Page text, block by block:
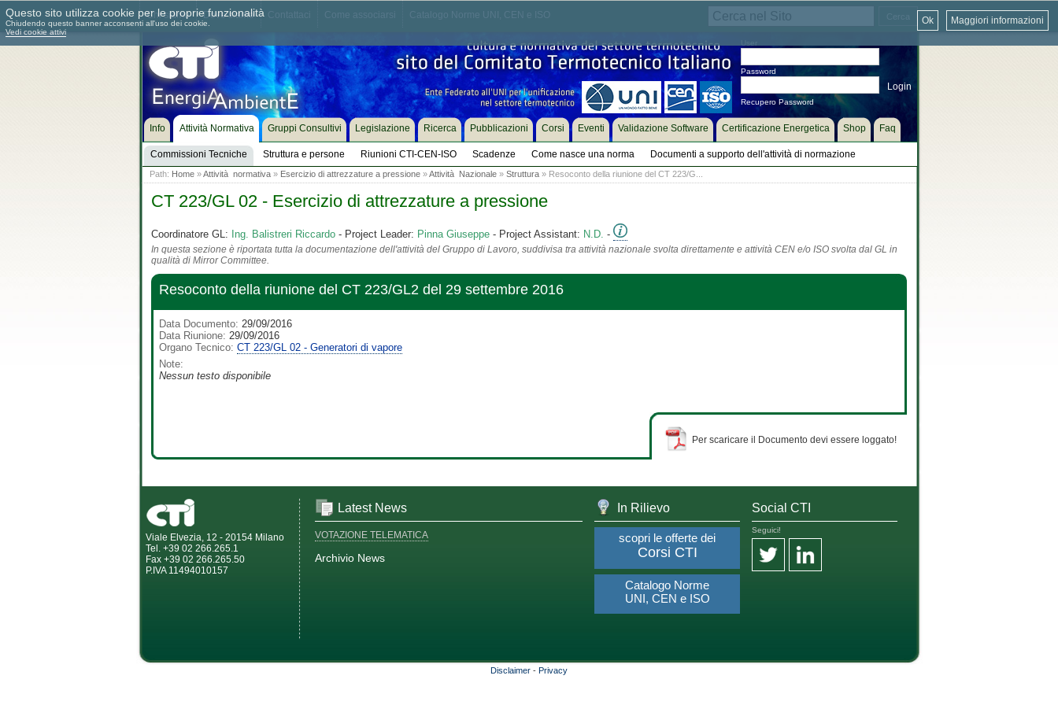
Chi siamo Dove siamo
Password
Recupero Password
Info Attività Normativa
Commissioni Tecniche Struttura e persone Riunioni CTI-CEN-ISO Scadenze Come nasce una norma Documenti a supporto dell'attività di normazione
Gruppi Consultivi Legislazione Ricerca Pubblicazioni Corsi Eventi Validazione Software Certificazione Energetica Shop Faq
Path: Home»Attività normativa» Esercizio di attrezzature a pressione»Attività Nazionale» Struttura» Resoconto della riunione del CT 223/G...
CT 223/GL 02 - Esercizio di attrezzature a pressione
Coordinatore GL: Ing. Balistreri Riccardo- Project Leader: Pinna Giuseppe- Project Assistant: N.D. -
In questa sezione è riportata tutta la documentazione dell'attività del Gruppo di Lavoro, suddivisa tra attività nazionale svolta direttamente e attività CEN e/o ISO svolta dal GL in
qualità di Mirror Committee.
Resoconto della riunione del CT 223/GL2 del 29 settembre 2016
Data Documento: 29/09/2016
Data Riunione: 29/09/2016
Organo Tecnico: CT 223/GL 02 - Generatori di vapore
Note:
Nessun testo disponibile
Per scaricare il Documento devi essere loggato!
Viale Elvezia, 12 - 20154 Milano
Tel. +39 02 266.265.1
Fax +39 02 266.265.50
P.IVA 11494010157
Latest News
VOTAZIONE TELEMATICA
Archivio News
In Rilievo
scopri le offerte dei
Corsi CTI
Catalogo Norme
UNI, CEN e ISO
Social CTI
Seguici!
Disclaimer - Privacy
Questo sito utilizza cookie per le proprie funzionalità
Chiudendo questo banner acconsenti all'uso dei cookie.
Vedi cookie attivi
Maggiori informazioni
Ok